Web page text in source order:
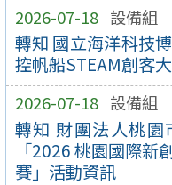
2026-07-18 設備組
轉知 國立海洋科技
控帆船STEAM創客
2026-07-18 設備組
轉知 財團法人桃
「2026 桃園國際
賽」活動資訊